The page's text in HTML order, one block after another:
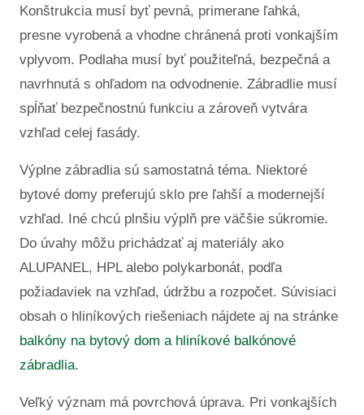
Konštrukcia musí byť pevná, primerane ľahká,
presne vyrobená a vhodne chránená proti vonkajším
vplyvom. Podlaha musí byť použiteľná, bezpečná a
navrhnutá s ohľadom na odvodnenie. Zábradlie musí
spĺňať bezpečnostnú funkciu a zároveň vytvára
vzhľad celej fasády.
Výplne zábradlia sú samostatná téma. Niektoré
bytové domy preferujú sklo pre ľahší a modernejší
vzhľad. Iné chcú plnšiu výplň pre väčšie súkromie.
Do úvahy môžu prichádzať aj materiály ako
ALUPANEL, HPL alebo polykarbonát, podľa
požiadaviek na vzhľad, údržbu a rozpočet. Súvisiaci
obsah o hliníkových riešeniach nájdete aj na stránke
balkóny na bytový dom a hliníkové balkónové
zábradlia.
Veľký význam má povrchová úprava. Pri vonkajších